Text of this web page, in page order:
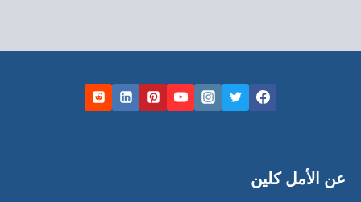
عن الأمل كلين